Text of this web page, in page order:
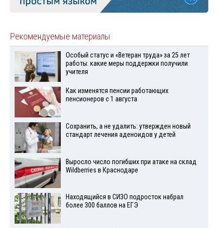
Рекомендуемые материалы
Особый статус и «Ветеран труда» за 25 лет
работы: какие меры поддержки получили
учителя
Как изменятся пенсии работающих
пенсионеров с 1 августа
Сохранить, а не удалить: утвержден новый
стандарт лечения аденоидов у детей
Выросло число погибших при атаке на склад
Wildberries в Краснодаре
Находящийся в СИЗО подросток набрал
более 300 баллов на ЕГЭ